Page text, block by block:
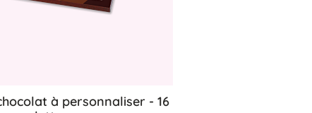
à personnaliser - 16